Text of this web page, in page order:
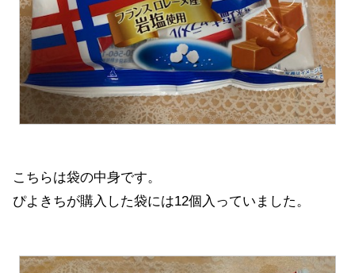
こちらは袋の中身です。
ぴよきちが購入した袋には12個入っていました。